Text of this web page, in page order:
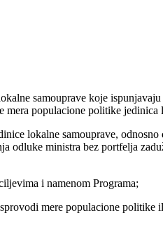
samouprave koje ispunjavaju
mera populacione politike
lokalne samouprave,
odluke ministra bez portfelja
i namenom Programa;
mere populacione politike